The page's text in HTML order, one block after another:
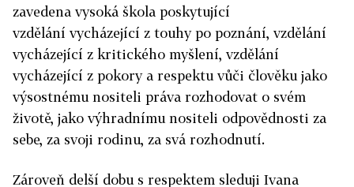
zavedena vysoká škola poskytující
vzdělání vycházející z touhy po poznání, vzdělání
vycházející z kritického myšlení, vzdělání
vycházející z pokory a respektu vůči člověku jako
výsostnému nositeli práva rozhodovat o svém
životě, jako výhradnímu nositeli odpovědnosti za
sebe, za svoji rodinu, za svá rozhodnutí.
Zároveň delší dobu s respektem sleduji Ivana